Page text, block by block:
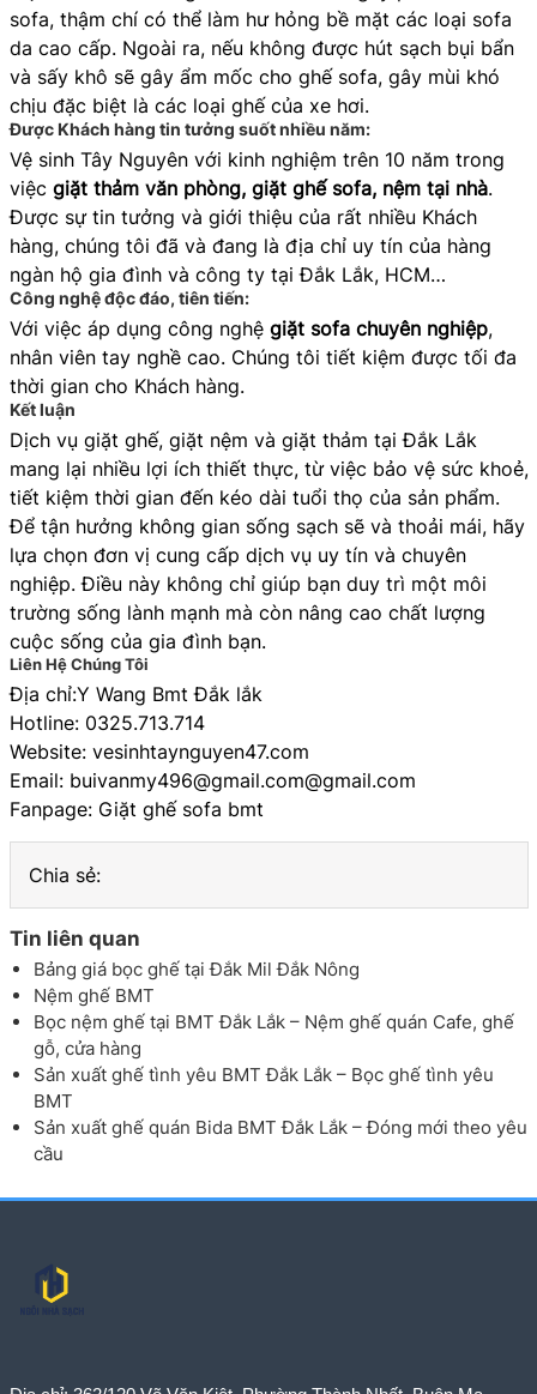
sofa, thậm chí có thể làm hư hỏng bề mặt các loại sofa
da cao cấp. Ngoài ra, nếu không được hút sạch bụi bẩn
và sấy khô sẽ gây ẩm mốc cho ghế sofa, gây mùi khó
chịu đặc biệt là các loại ghế của xe hơi.
Được Khách hàng tin tưởng suốt nhiều năm:
Vệ sinh Tây Nguyên với kinh nghiệm trên 10 năm trong
việc giặt thảm văn phòng, giặt ghế sofa, nệm tại nhà.
Được sự tin tưởng và giới thiệu của rất nhiều Khách
hàng, chúng tôi đã và đang là địa chỉ uy tín của hàng
ngàn hộ gia đình và công ty tại Đắk Lắk, HCM…
Công nghệ độc đáo, tiên tiến:
Với việc áp dụng công nghệ giặt sofa chuyên nghiệp,
nhân viên tay nghề cao. Chúng tôi tiết kiệm được tối đa
thời gian cho Khách hàng.
Kết luận
Dịch vụ giặt ghế, giặt nệm và giặt thảm tại Đắk Lắk
mang lại nhiều lợi ích thiết thực, từ việc bảo vệ sức khoẻ,
tiết kiệm thời gian đến kéo dài tuổi thọ của sản phẩm.
Để tận hưởng không gian sống sạch sẽ và thoải mái, hãy
lựa chọn đơn vị cung cấp dịch vụ uy tín và chuyên
nghiệp. Điều này không chỉ giúp bạn duy trì một môi
trường sống lành mạnh mà còn nâng cao chất lượng
cuộc sống của gia đình bạn.
Liên Hệ Chúng Tôi
Địa chỉ:Y Wang Bmt Đắk lắk
Hotline: 0325.713.714
Website: vesinhtaynguyen47.com
Email: buivanmy496@gmail.com@gmail.com
Fanpage: Giặt ghế sofa bmt
Chia sẻ:
Tin liên quan
Bảng giá bọc ghế tại Đắk Mil Đắk Nông
Nệm ghế BMT
Bọc nệm ghế tại BMT Đắk Lắk – Nệm ghế quán Cafe, ghế
gỗ, cửa hàng
Sản xuất ghế tình yêu BMT Đắk Lắk – Bọc ghế tình yêu
BMT
Sản xuất ghế quán Bida BMT Đắk Lắk – Đóng mới theo yêu
cầu